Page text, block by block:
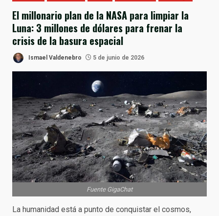
El millonario plan de la NASA para limpiar la
Luna: 3 millones de dólares para frenar la
crisis de la basura espacial
Ismael Valdenebro 5 de junio de 2026
Fuente GigaChat
La humanidad está a punto de conquistar el cosmos,